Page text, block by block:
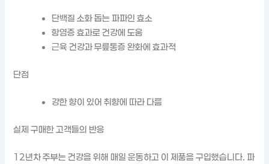
단백질 소화 돕는 파파인 효소
항염증 효과로 건강에 도움
근육 건강과 무릎통증 완화에 효과적
단점
강한 향이 있어 취향에 따라 다름
실제 구매한 고객들의 반응
12년차 주부는 건강을 위해 매일 운동하고 이 제품을 구입했습니다. 파